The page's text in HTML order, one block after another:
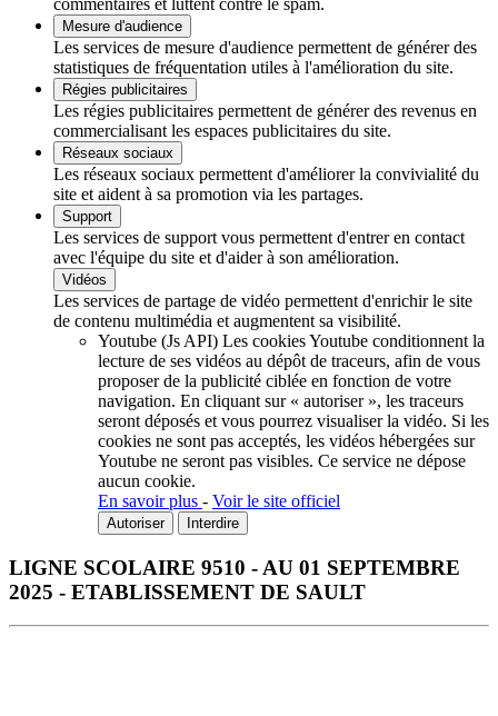
commentaires et luttent contre le spam.
Mesure d'audience
Les services de mesure d'audience permettent de générer des
statistiques de fréquentation utiles à l'amélioration du site.
Régies publicitaires
Les régies publicitaires permettent de générer des revenus en
commercialisant les espaces publicitaires du site.
Réseaux sociaux
Les réseaux sociaux permettent d'améliorer la convivialité du
site et aident à sa promotion via les partages.
Support
Les services de support vous permettent d'entrer en contact
avec l'équipe du site et d'aider à son amélioration.
Vidéos
Les services de partage de vidéo permettent d'enrichir le site
de contenu multimédia et augmentent sa visibilité.
Youtube (Js API) Les cookies Youtube conditionnent la
lecture de ses vidéos au dépôt de traceurs, afin de vous
proposer de la publicité ciblée en fonction de votre
navigation. En cliquant sur « autoriser », les traceurs
seront déposés et vous pourrez visualiser la vidéo. Si les
cookies ne sont pas acceptés, les vidéos hébergées sur
Youtube ne seront pas visibles. Ce service ne dépose
aucun cookie.
En savoir plus - Voir le site officiel
Autoriser Interdire
LIGNE SCOLAIRE 9510 - AU 01 SEPTEMBRE
2025 - ETABLISSEMENT DE SAULT